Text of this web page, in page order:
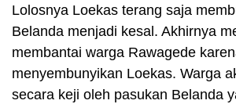
Lolosnya Loekas terang saja
Belanda menjadi kesal. Akhirnya
membantai warga Rawagede
menyembunyikan Loekas. Warga
secara keji oleh pasukan Belanda